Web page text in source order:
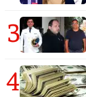
3
4